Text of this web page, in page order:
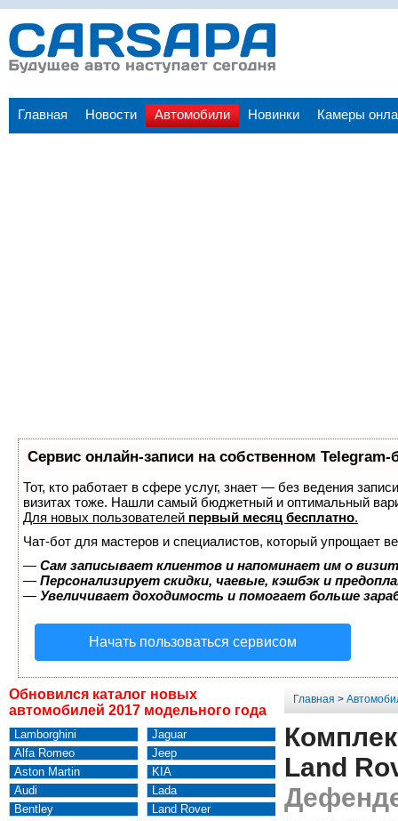
Главная Новости Автомобили Новинки Камеры
Сервис онлайн-записи на собственном Telegram-
Тот, кто работает в сфере услуг, знает — без ведения
визитах тоже. Нашли самый бюджетный и оптимальный
Для новых пользователей первый месяц бесплатно.
Чат-бот для мастеров и специалистов, который упрощает
— Сам записывает клиентов и напоминает им о
— Персонализирует скидки, чаевые, кэшбэк и
— Увеличивает доходимость и помогает больше
Начать пользоваться сервисом
Обновился каталог новых
автомобилей 2017 модельного года
Lamborghini
Alfa Romeo
Aston Martin
Audi
Bentley
Jaguar
Jeep
KIA
Lada
Land Rover
Главная >
Land